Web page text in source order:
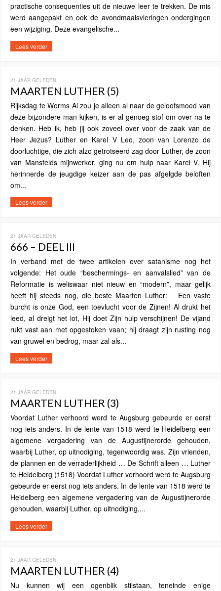
practische consequenties uit de nieuwe leer te trekken. De mis
werd aangepakt en ook de avondmaalsvieringen ondergingen
een wijziging. Deze evangelische...
Lees verder
21 JAAR GELEDEN
MAARTEN LUTHER (5)
Rijksdag te Worms Al zou je alleen al naar de geloofsmoed van
deze bijzondere man kijken, is er al genoeg stof om over na te
denken. Heb ik, heb jij ook zoveel over voor de zaak van de
Heer Jezus? Luther en Karel V Leo, zoon van Lorenzo de
doorluchtige, die zich alzo getrotseerd zag door Luther, de zoon
van Mansfelds mijnwerker, ging nu om hulp naar Karel V. Hij
herinnerde de jeugdige keizer aan de pas afgelgde beloften
om...
Lees verder
21 JAAR GELEDEN
666 – DEEL III
In verband met de twee artikelen over satanisme nog het
volgende: Het oude “beschermings- en aanvalslied” van de
Reformatie is weliswaar niet nieuw en “modern”, maar gelijk
heeft hij steeds nog, die beste Maarten Luther: Een vaste
burcht is onze God, een toevlucht voor de Zijnen! Al drukt het
leed, al dreigt het lot, Hij doet Zijn hulp verschijnen! De vijand
rukt vast aan met opgestoken vaan; hij draagt zijn rusting nog
van gruwel en bedrog, maar zal als...
Lees verder
21 JAAR GELEDEN
MAARTEN LUTHER (3)
Voordat Luther verhoord werd te Augsburg gebeurde er eerst
nog iets anders. In de lente van 1518 werd te Heidelberg een
algemene vergadering van de Augustijnerorde gehouden,
waarbij Luther, op uitnodiging, tegenwoordig was. Zijn vrienden,
de plannen en de verraderlijkheid … De Schrift alleen … Luther
te Heidelberg (1518) Voordat Luther verhoord werd te Augsburg
gebeurde er eerst nog iets anders. In de lente van 1518 werd te
Heidelberg een algemene vergadering van de Augustijnerorde
gehouden, waarbij Luther, op uitnodiging,...
Lees verder
21 JAAR GELEDEN
MAARTEN LUTHER (4)
Nu kunnen wij een ogenblik stilstaan, teneinde enige